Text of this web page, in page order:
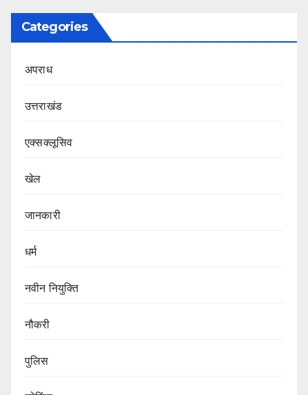
Categories
अपराध
उत्तराखंड
एक्सक्लूसिव
खेल
जानकारी
धर्म
नवीन नियुक्ति
नौकरी
पुलिस